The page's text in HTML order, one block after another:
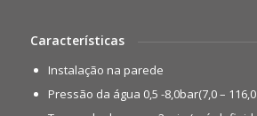
Características
Instalação na parede
Pressão da água 0,5 -8,0bar(7,0 – 116,0